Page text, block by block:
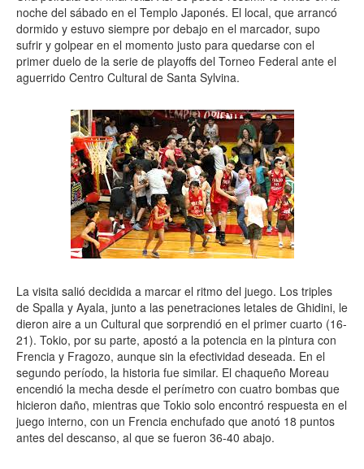
noche del sábado en el Templo Japonés. El local, que arrancó
dormido y estuvo siempre por debajo en el marcador, supo
sufrir y golpear en el momento justo para quedarse con el
primer duelo de la serie de playoffs del Torneo Federal ante el
aguerrido Centro Cultural de Santa Sylvina.
La visita salió decidida a marcar el ritmo del juego. Los triples
de Spalla y Ayala, junto a las penetraciones letales de Ghidini, le
dieron aire a un Cultural que sorprendió en el primer cuarto (16-
21). Tokio, por su parte, apostó a la potencia en la pintura con
Frencia y Fragozo, aunque sin la efectividad deseada. En el
segundo período, la historia fue similar. El chaqueño Moreau
encendió la mecha desde el perímetro con cuatro bombas que
hicieron daño, mientras que Tokio solo encontró respuesta en el
juego interno, con un Frencia enchufado que anotó 18 puntos
antes del descanso, al que se fueron 36-40 abajo.